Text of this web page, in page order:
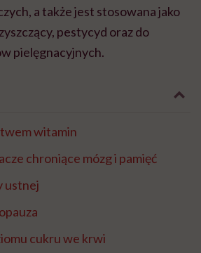
a także jest stosowana jako
pestycyd oraz do
pielęgnacyjnych.
witamin
chroniące mózg i pamięć
ustnej
cukru we krwi